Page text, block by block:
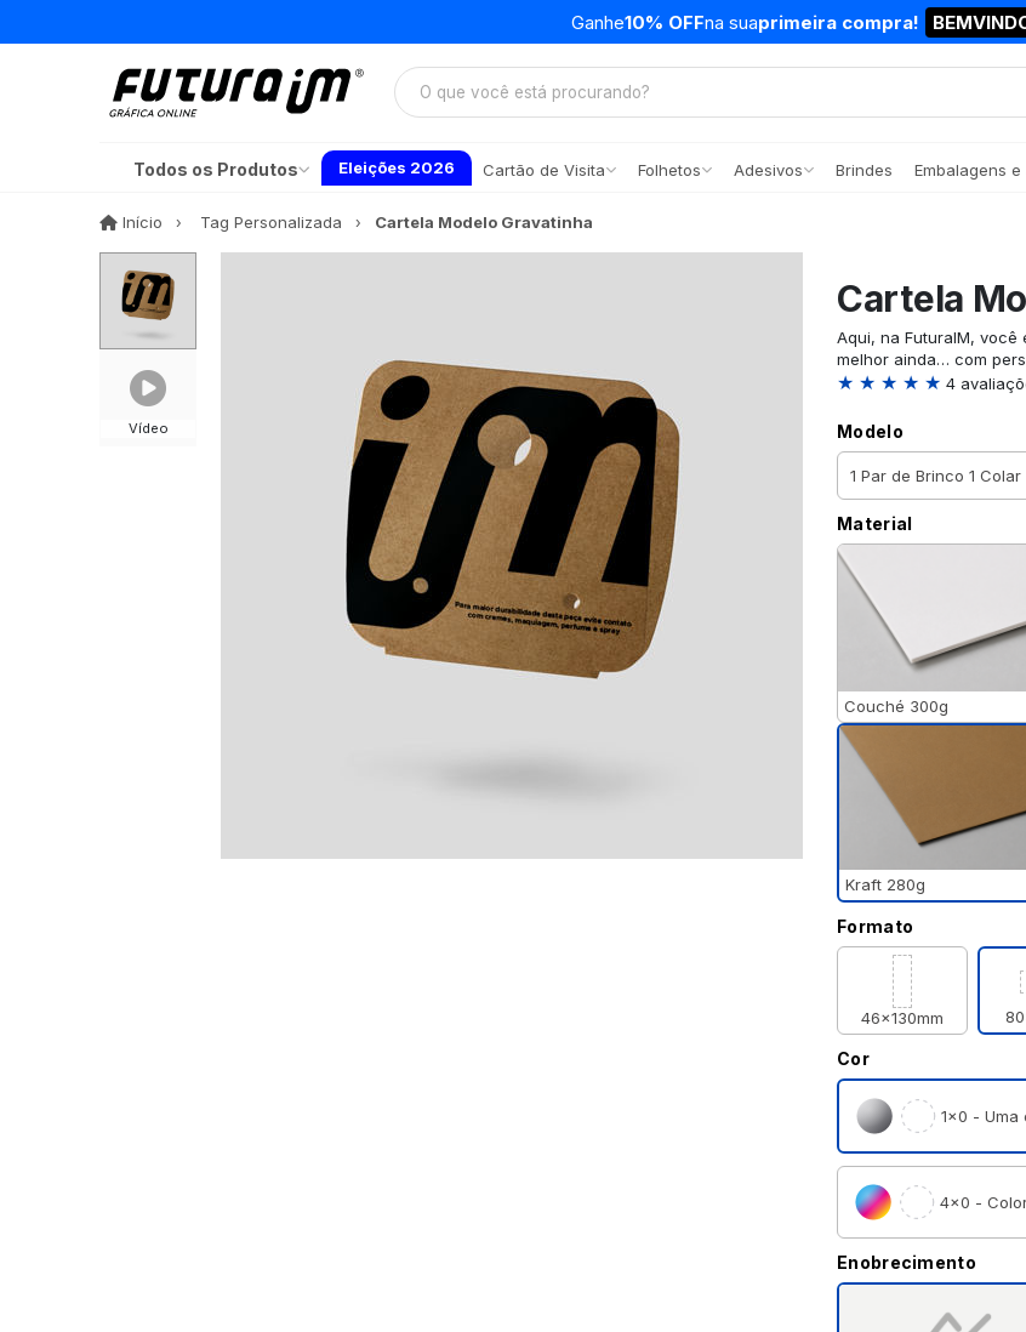
Ganhe10% OFFna suaprimeira compra!
Todos os Produtos Eleições 2026 Cartão de Visita Folhetos Adesivos Brindes Embalagens e
Início Início Tag Personalizada Cartela Modelo Gravatinha
Vídeo
Cartela
Aqui, na FuturaIM,
melhor ainda… com
★ ★ ★ ★ ★ 4
Modelo
Material
Couché 300g
Kraft 280g
Formato
46x130mm
Cor
1×0 - Uma
4×0 -
Enobrecimento